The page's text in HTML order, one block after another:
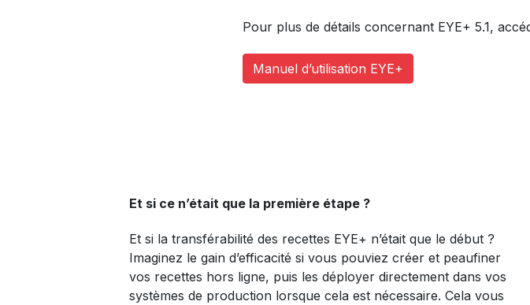
Pour plus de détails concernant EYE+ 5.1,
Manuel d’utilisation EYE+
Et si ce n’était que la première étape ?
Et si la transférabilité des recettes EYE+ n’était que le début ?
Imaginez le gain d’efficacité si vous pouviez créer et peaufiner
vos recettes hors ligne, puis les déployer directement dans vos
systèmes de production lorsque cela est nécessaire. Cela vous